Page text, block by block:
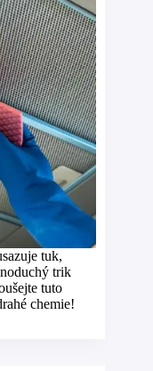
tuk,
trik
tuto
chemie!